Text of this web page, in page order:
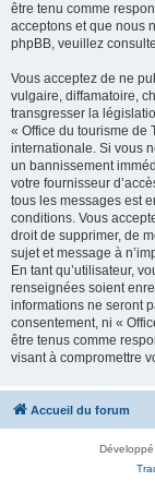
être tenu comme
acceptons et que nous
phpBB, veuillez
Vous acceptez de ne
vulgaire, diffamatoire,
transgresser la
« Office du tourisme de
internationale. Si vous
un bannissement
votre fournisseur
tous les messages est
conditions. Vous
droit de supprimer, de
sujet et message à
En tant qu’utilisateur,
renseignées soient
informations ne seront
consentement, ni «
être tenus comme
visant à compromettre
Accueil du forum